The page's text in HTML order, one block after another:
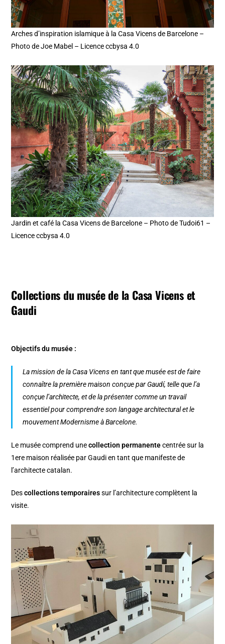
Arches d’inspiration islamique à la Casa Vicens de Barcelone –
Photo de Joe Mabel – Licence ccbysa 4.0
Jardin et café la Casa Vicens de Barcelone – Photo de Tudoi61 –
Licence ccbysa 4.0
Collections du musée de la Casa Vicens et
Gaudi
Objectifs du musée :
La mission de la Casa Vicens en tant que musée est de faire
connaître la première maison conçue par Gaudí, telle que l’a
conçue l’architecte, et de la présenter comme un travail
essentiel pour comprendre son langage architectural et le
mouvement Modernisme à Barcelone.
Le musée comprend unecollection permanentecentrée sur la
1ere maison réalisée par Gaudi en tant que manifeste de
l’architecte catalan.
Descollections temporairessur l’architecture complètent la
visite.